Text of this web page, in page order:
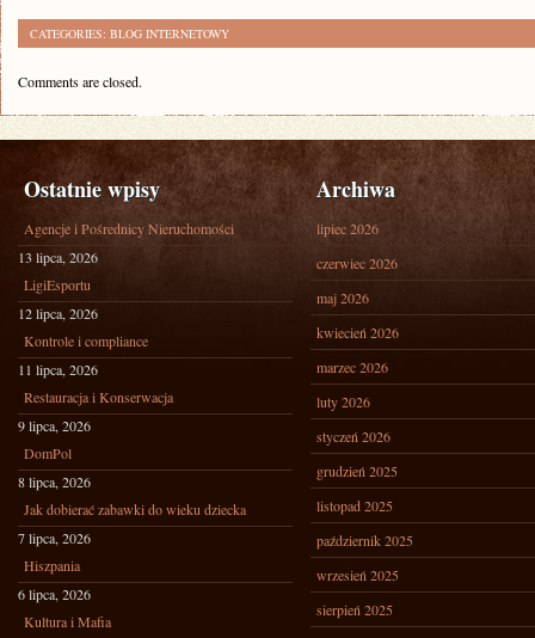
CATEGORIES: BLOG INTERNETOWY
Comments are closed.
Ostatnie wpisy
Agencje i Pośrednicy Nieruchomości
13 lipca, 2026
LigiEsportu
12 lipca, 2026
Kontrole i compliance
11 lipca, 2026
Restauracja i Konserwacja
9 lipca, 2026
DomPol
8 lipca, 2026
Jak dobierać zabawki do wieku dziecka
7 lipca, 2026
Hiszpania
6 lipca, 2026
Kultura i Mafia
Archiwa
lipiec 2026
czerwiec 2026
maj 2026
kwiecień 2026
marzec 2026
luty 2026
styczeń 2026
grudzień 2025
listopad 2025
październik 2025
wrzesień 2025
sierpień 2025